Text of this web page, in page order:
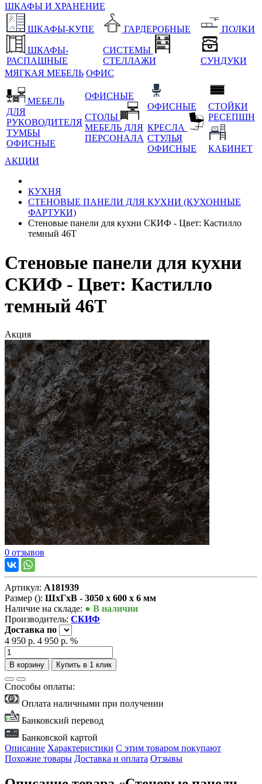
ШКАФЫ И ХРАНЕНИЕ
ШКАФЫ-КУПЕ
ШКАФЫ-
РАСПАШНЫЕ
ГАРДЕРОБНЫЕ
СИСТЕМЫ
СТЕЛЛАЖИ
ПОЛКИ
СУНДУКИ
МЯГКАЯ МЕБЕЛЬ ОФИС
МЕБЕЛЬ
ДЛЯ
РУКОВОДИТЕЛЯ
ТУМБЫ
ОФИСНЫЕ
ОФИСНЫЕ
СТОЛЫ
МЕБЕЛЬ ДЛЯ
ПЕРСОНАЛА
ОФИСНЫЕ
КРЕСЛА
СТУЛЬЯ
ОФИСНЫЕ
СТОЙКИ
РЕСЕПШН
КАБИНЕТ
АКЦИИ
КУХНЯ
СТЕНОВЫЕ ПАНЕЛИ ДЛЯ КУХНИ (КУХОННЫЕ
ФАРТУКИ)
Стеновые панели для кухни СКИФ - Цвет: Кастилло
темный 46Т
Стеновые панели для кухни
СКИФ - Цвет: Кастилло
темный 46Т
Акция
0 отзывов
Артикул: А181939
Размер (): ШxГxВ - 3050 x 600 x 6 мм
Наличие на складе: ● В наличии
Производитель: СКИФ
Доставка по
4 950 р. 4 950 р. %
В корзину Купить в 1 клик
Способы оплаты:
Оплата наличными при получении
Банковский перевод
Банковской картой
Описание Характеристики С этим товаром покупают
Похожие товары Доставка и оплата Отзывы